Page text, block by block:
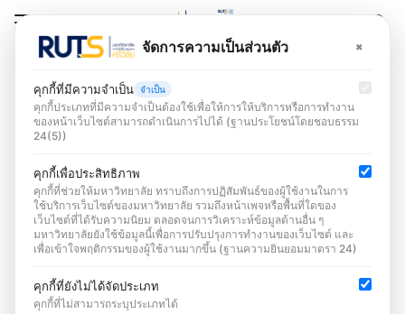
ดเผยข้อมูลสาธารณะ
Search for:o10 คู่มือหรือแนวทางการ
ปฏิบัติงานของเจ้าหน้าที่
o แสดงคู่มือหรือแนวทางการปฏิบัติงานที่
เจ้าหน้าที่ของหน่วยงานใช้ยึดถือปฏิบัติให้
เป็นมาตรฐานเดียวกัน* ที่มีรายละเอียดอย่าง
น้อยประกอบด้วย ชื่องาน วิธีการขั้นตอนการ
ปฏิบัติงาน ระยะเวลาการปฏิบัติงานแต่ละขั้น
ตอน กฎหมายที่เกี่ยวข้อง
จัดการความเป็นส่วนตัว ×
คุกกี้ที่มีความจำเป็น จำเป็น
คุกกี้ประเภทที่มีความจำเป็นต้องใช้เพื่อให้การให้บริการหรือการทำงาน
ของหน้าเว็บไซต์สามารถดำเนินการไปได้ (ฐานประโยชน์โดยชอบธรรม
24(5))
คุกกี้เพื่อประสิทธิภาพ
คุกกี้ที่ช่วยให้มหาวิทยาลัย ทราบถึงการปฏิสัมพันธ์ของผู้ใช้งานในการ
ใช้บริการเว็บไซต์ของมหาวิทยาลัย รวมถึงหน้าเพจหรือพื้นที่ใดของ
เว็บไซต์ที่ได้รับความนิยม ตลอดจนการวิเคราะห์ข้อมูลด้านอื่น ๆ
มหาวิทยาลัยยังใช้ข้อมูลนี้เพื่อการปรับปรุงการทำงานของเว็บไซต์ และ
เพื่อเข้าใจพฤติกรรมของผู้ใช้งานมากขึ้น (ฐานความยินยอมมาตรา 24)
คุกกี้ที่ยังไม่ได้จัดประเภท
คุกกี้ที่ไม่สามารถระบุประเภทได้